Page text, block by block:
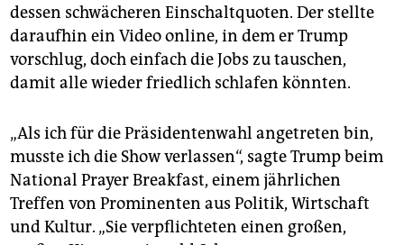
dessen schwächeren Einschaltquoten. Der stellte
daraufhin ein Video online, in dem er Trump
vorschlug, doch einfach die Jobs zu tauschen,
damit alle wieder friedlich schlafen könnten.
„Als ich für die Präsidentenwahl angetreten bin,
musste ich die Show verlassen“, sagte Trump beim
National Prayer Breakfast, einem jährlichen
Treffen von Prominenten aus Politik, Wirtschaft
und Kultur. „Sie verpflichteten einen großen,